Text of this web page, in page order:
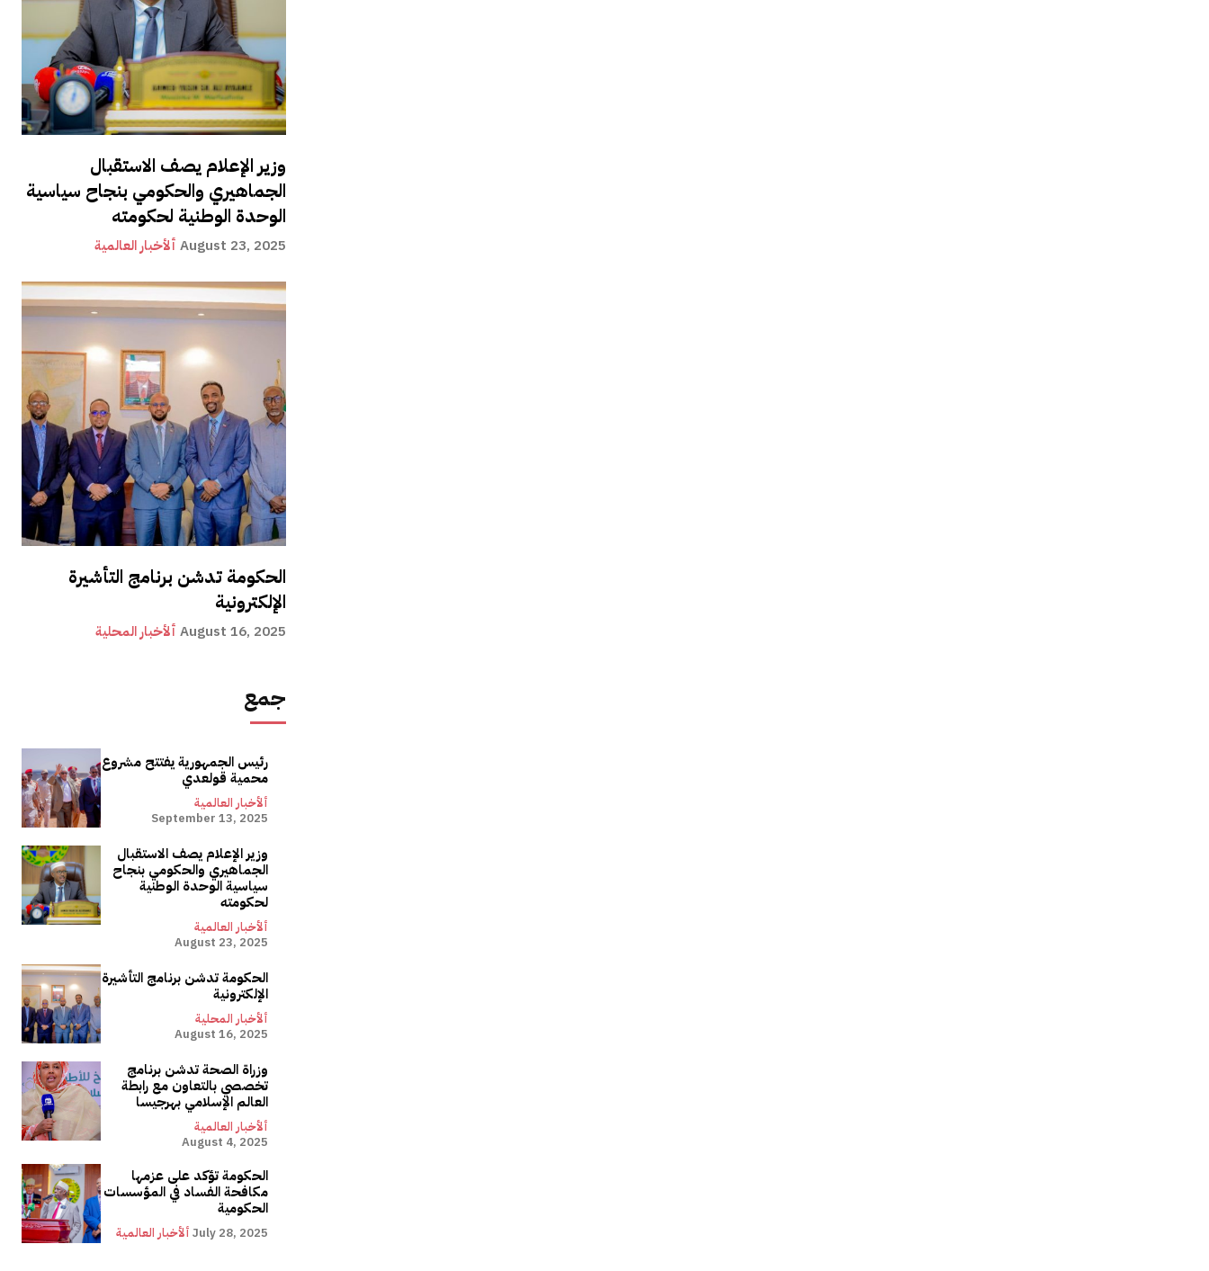
وزير الإعلام يصف الاستقبال
الجماهيري والحكومي بنجاح سياسية
الوحدة الوطنية لحكومته
ألأخبار العالمية August 23, 2025
الحكومة تدشن برنامج التأشيرة
الإلكترونية
ألأخبار المحلية August 16, 2025
جمع
رئيس الجمهورية يفتتح مشروع
محمية قولعدي
ألأخبار العالمية
September 13, 2025
وزير الإعلام يصف الاستقبال
الجماهيري والحكومي بنجاح
سياسية الوحدة الوطنية
لحكومته
ألأخبار العالمية
August 23, 2025
الحكومة تدشن برنامج التأشيرة
الإلكترونية
ألأخبار المحلية
August 16, 2025
وزراة الصحة تدشن برنامج
تخصصي بالتعاون مع رابطة
العالم الإسلامي بهرجيسا
ألأخبار العالمية
August 4, 2025
الحكومة تؤكد على عزمها
مكافحة الفساد في المؤسسات
الحكومية
ألأخبار العالمية July 28, 2025